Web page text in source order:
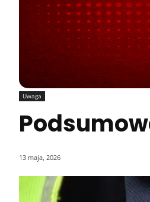
Uwaga
13 maja, 2026